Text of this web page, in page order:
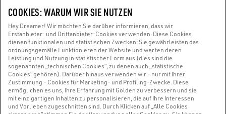
DATENSCHUTZERKLÄRUNG
COOKIE-EINSTELLUNGEN
WHISTLEBLOWING
ERKLÄRUNG ZUR BARRIEREFREIHEIT
Verwenden Sie einen Screenreader und haben Schwierigkeiten damit?
Kontaktieren Sie uns
Made with ❤ in Venice.
Golden Goose S.p.A. ©2026 - All Rights Reserved.Weitere Informationen
COOKIES: WARUM WIR SIE NUTZEN
Hey Dreamer! Wir möchten Sie darüber informieren, dass wir
Erstanbieter- und Drittanbieter-Cookies verwenden. Diese Cookies
dienen funktionalen und statistischen Zwecken: Sie gewährleisten das
ordnungsgemäße Funktionieren der Website und werten deren
Leistung und Nutzung in statistischer Form aus (dies sind die
sogenannten „technischen Cookies“, zu denen auch „statistische
Cookies“ gehören). Darüber hinaus verwenden wir – nur mit Ihrer
Zustimmung – Cookies für Marketing- und Profiling-Zwecke. Diese
ermöglichen es uns, Ihre Erfahrung mit Golden zu verbessern und sie
mit einzigartigen Inhalten zu personalisieren, die auf Ihre Interessen
und Vorlieben zugeschnitten sind. Durch Klicken auf „Alle Cookies